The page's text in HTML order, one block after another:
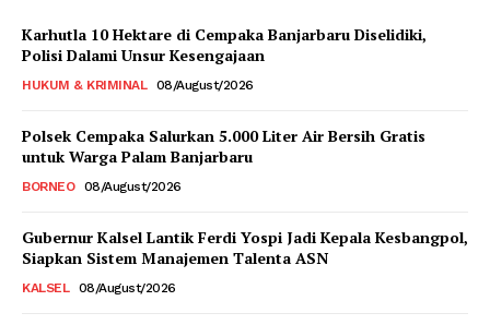
Karhutla 10 Hektare di Cempaka Banjarbaru Diselidiki,
Polisi Dalami Unsur Kesengajaan
HUKUM & KRIMINAL 08/August/2026
Polsek Cempaka Salurkan 5.000 Liter Air Bersih Gratis
untuk Warga Palam Banjarbaru
BORNEO 08/August/2026
Gubernur Kalsel Lantik Ferdi Yospi Jadi Kepala Kesbangpol,
Siapkan Sistem Manajemen Talenta ASN
KALSEL 08/August/2026